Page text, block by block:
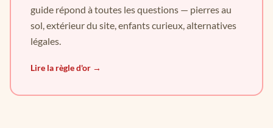
guide répond à toutes les questions — pierres au
sol, extérieur du site, enfants curieux, alternatives
légales.
Lire la règle d'or →